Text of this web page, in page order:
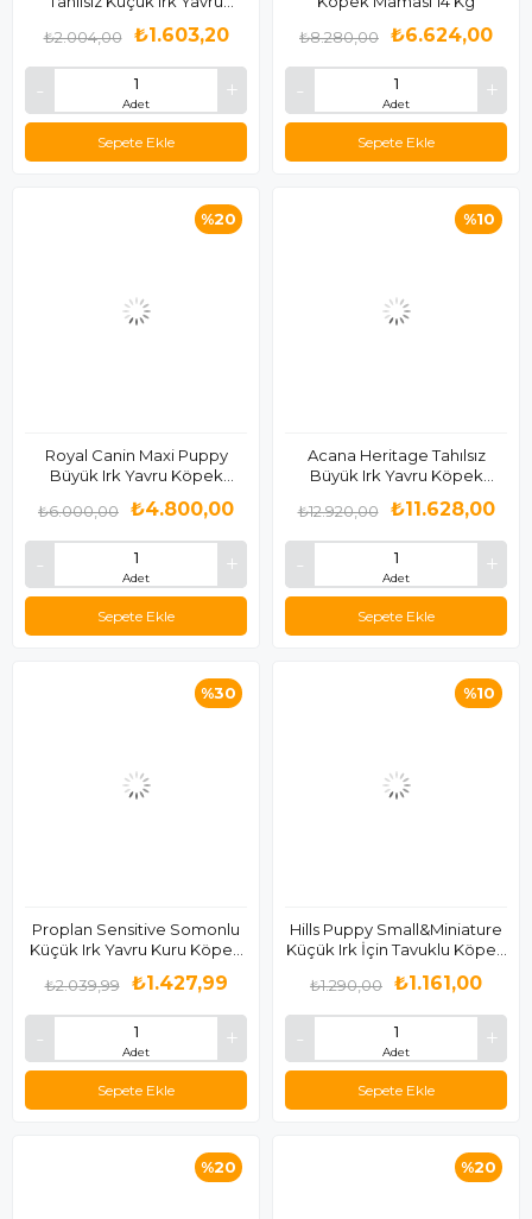
Adet
₺1.603,20
₺2.004,00
Sepete Ekle
Adet
₺6.624,00
₺8.280,00
Sepete Ekle
Royal Canin Maxi Puppy
Büyük Irk Yavru Köpek
Adet
₺4.800,00
₺6.000,00
Sepete Ekle
%20
Acana Heritage Tahılsız
Büyük Irk Yavru Köpek
Adet
₺11.628,00
₺12.920,00
Sepete Ekle
%10
Proplan Sensitive Somonlu
Küçük Irk Yavru Kuru Köpek
Adet
₺1.427,99
₺2.039,99
Sepete Ekle
%30
Hills Puppy Small&Miniature
Küçük Irk İçin Tavuklu Köpek
Adet
₺1.161,00
₺1.290,00
Sepete Ekle
%10
%20 %20